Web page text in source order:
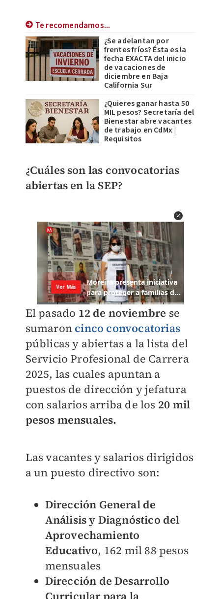
Te recomendamos...
¿Se adelantan por
frentes fríos? Ésta es la
fecha EXACTA del inicio
de vacaciones de
diciembre en Baja
California Sur
¿Quieres ganar hasta 50
MIL pesos? Secretaría del
Bienestar abre vacantes
de trabajo en CdMx |
Requisitos
¿Cuáles son las convocatorias
abiertas en la SEP?
El pasado 12 de noviembre se
sumaron cinco convocatorias
públicas y abiertas a la lista del
Servicio Profesional de Carrera
2025, las cuales apuntan a
puestos de dirección y jefatura
con salarios arriba de los 20 mil
pesos mensuales.
Las vacantes y salarios dirigidos
a un puesto directivo son:
Dirección General de
Análisis y Diagnóstico del
Aprovechamiento
Educativo, 162 mil 88 pesos
mensuales
Dirección de Desarrollo